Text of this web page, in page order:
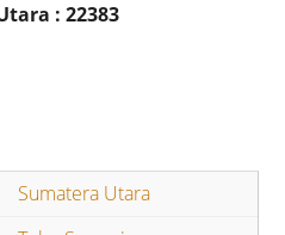
: 22383
Sumatera Utara